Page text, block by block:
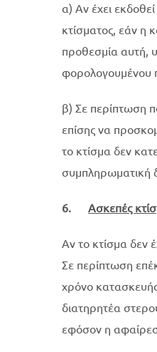
α) Αν έχει
κτίσματος, εάν η
προθεσμία αυτή,
φορολογουμένου
β) Σε περίπτωση
επίσης να
το κτίσμα δεν
συμπληρωματική
6. Ασκεπές
Αν το κτίσμα δεν
Σε περίπτωση
χρόνο
διατηρητέα
εφόσον η